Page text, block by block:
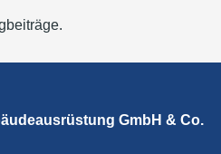
GmbH & Co.